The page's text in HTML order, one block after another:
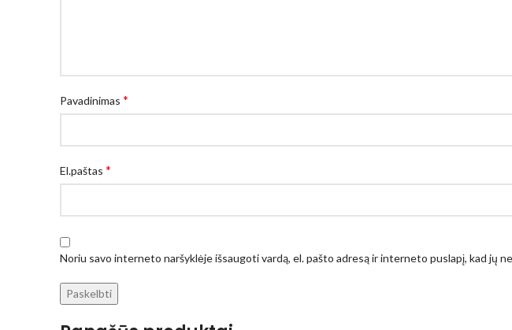
Pavadinimas *
El.paštas *
Noriu savo interneto naršyklėje išsaugoti vardą, el. pašto adresą ir interneto puslapį, kad jų